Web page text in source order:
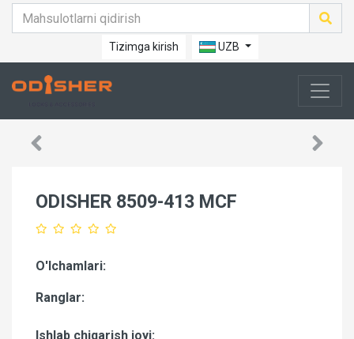
Tizimga kirish UZB
ODISHER 8509-413 MCF
O'lchamlari:
Ranglar:
Ishlab chiqarish joyi: